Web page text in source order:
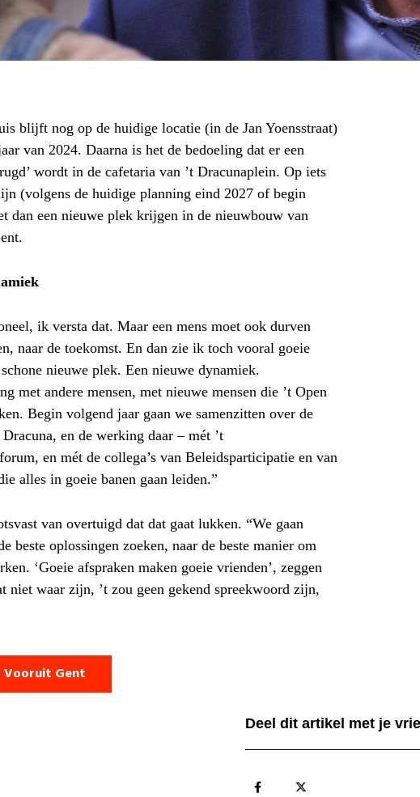
blijft nog op de huidige locatie (in de Jan Yoensstraat)
van 2024. Daarna is het de bedoeling dat er een
wordt in de cafetaria van ’t Dracunaplein. Op iets
(volgens de huidige planning eind 2027 of begin
dan een nieuwe plek krijgen in de nieuwbouw van
ik versta dat. Maar een mens moet ook durven
naar de toekomst. En dan zie ik toch vooral goeie
nieuwe plek. Een nieuwe dynamiek.
met andere mensen, met nieuwe mensen die ’t Open
Begin volgend jaar gaan we samenzitten over de
en de werking daar – mét ’t
en mét de collega’s van Beleidsparticipatie en van
alles in goeie banen gaan leiden.”
van overtuigd dat dat gaat lukken. “We gaan
beste oplossingen zoeken, naar de beste manier om
‘Goeie afspraken maken goeie vrienden’, zeggen
niet waar zijn, ’t zou geen gekend spreekwoord zijn,
Vooruit Gent
Deel dit artikel met je